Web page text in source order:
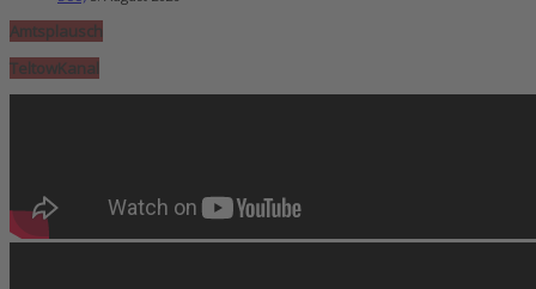
Amtsplausch
TeltowKanal